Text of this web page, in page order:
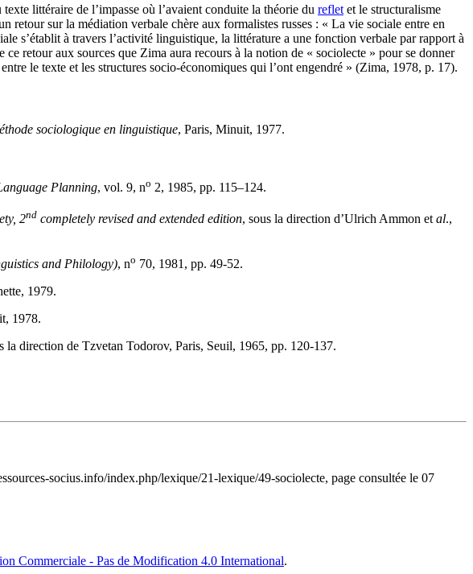
littéraire de l’impasse où l’avaient conduite la théorie du reflet et le structuralisme
sur la médiation verbale chère aux formalistes russes : « La vie sociale entre en
s’établit à travers l’activité linguistique, la littérature a une fonction verbale par rapport à
retour aux sources que Zima aura recours à la notion de « sociolecte » pour se donner
le texte et les structures socio-économiques qui l’ont engendré » (Zima, 1978, p. 17).
sociologique en linguistique, Paris, Minuit, 1977.
Planning, vol. 9, no 2, 1985, pp. 115–124.
2nd completely revised and extended edition, sous la direction d’Ulrich Ammon et al.,
and Philology), no 70, 1981, pp. 49-52.
1979.
1978.
la direction de Tzvetan Todorov, Paris, Seuil, 1965, pp. 120-137.
socius.info/index.php/lexique/21-lexique/49-sociolecte, page consultée le 07
Commerciale - Pas de Modification 4.0 International.